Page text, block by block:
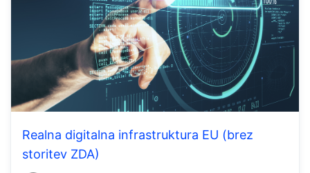
Realna digitalna infrastruktura EU (brez
storitev ZDA)